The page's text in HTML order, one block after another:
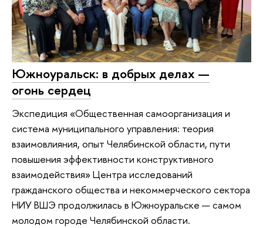
Южноуральск: в добрых делах —
огонь сердец
Экспедиция «Общественная самоорганизация и
система муниципального управления: теория
взаимовлияния, опыт Челябинской области, пути
повышения эффективности конструктивного
взаимодействия» Центра исследований
гражданского общества и некоммерческого сектора
НИУ ВШЭ продолжилась в Южноуральске — самом
молодом городе Челябинской области.